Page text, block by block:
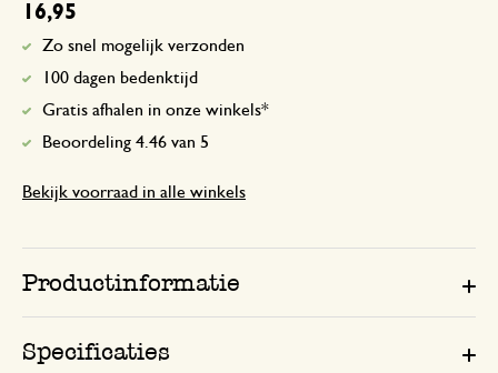
16,95
Zo snel mogelijk verzonden
100 dagen bedenktijd
Gratis afhalen in onze winkels*
Beoordeling 4.46 van 5
Bekijk voorraad in alle winkels
Productinformatie
Specificaties